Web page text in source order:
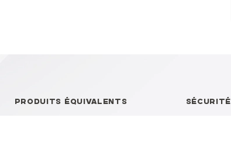
PRODUITS ÉQUIVALENTS SÉCURITÉ